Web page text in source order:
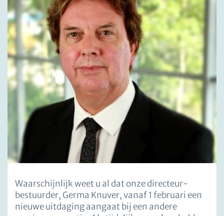
Waarschijnlijk weet u al dat onze directeur-
bestuurder, Germa Knuver, vanaf 1 februari een
nieuwe uitdaging aangaat bij een andere